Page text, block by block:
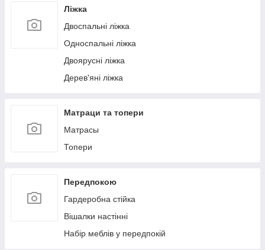
Ліжка
Двоспальні ліжка
Односпальні ліжка
Двоярусні ліжка
Дерев'яні ліжка
Матраци та топери
Матрасы
Топери
Передпокою
Гардеробна стійка
Вішалки настінні
Набір меблів у передпокій